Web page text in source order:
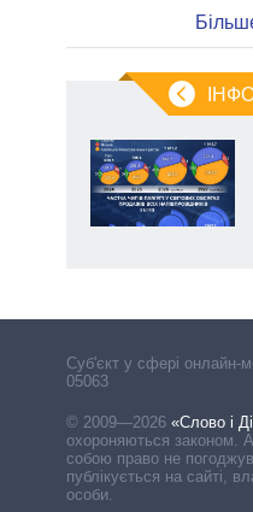
Cуб'єкт у сфері онлайн-
05063
© 2009—2026 «Слово і
охороняються законом.
собою право не
публікується на сайті,
особи.